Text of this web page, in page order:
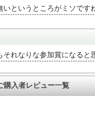
いというところがミソです
れなりな参加賞になると
購入者レビュー一覧